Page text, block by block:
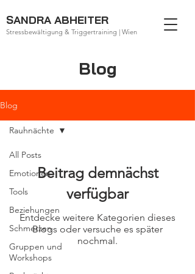
SANDRA ABHEITER
Stressbewältigung & Triggertraining | Wien
Blog
Blog
All Posts
Emotionen
Tools
Beziehungen
Schmerzen
Gruppen und
Workshops
Rauhnächte
Beitrag demnächst
verfügbar
Entdecke weitere Kategorien dieses
Blogs oder versuche es später
nochmal.